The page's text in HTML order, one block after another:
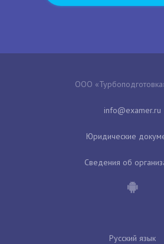
ООО
Юридические
Сведения об
Русский язык